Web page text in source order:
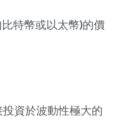
特幣或以太幣)的價
資於波動性極大的